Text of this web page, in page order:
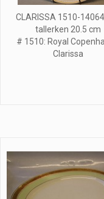
CLARISSA 1510-
tallerken 20.5 cm
# 1510: Royal
Clarissa